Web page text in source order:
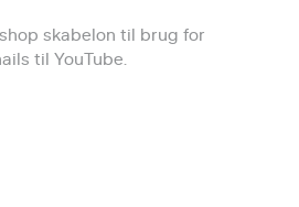
skabelon til brug for
til YouTube.